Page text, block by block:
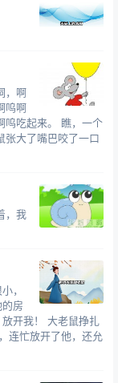
，啊
呜啊
呜吃起来。 瞧，一个
张大了嘴巴咬了一口
，我
，
房
开我！ 大老鼠挣扎
连忙放开了他，还允